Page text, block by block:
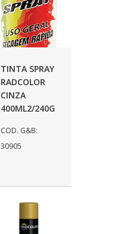
TINTA SPRAY
RADCOLOR
CINZA
400ML2/240G
COD. G&B:
30905